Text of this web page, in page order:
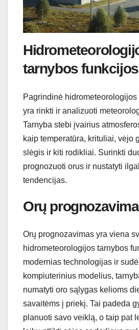
tarnybos funkcijos
Pagrindinė
yra rinkti ir analizuoti
Tarnyba stebi įvairius
kaip temperatūra, krituliai, vėjo
slėgis ir kiti rodikliai. Surinkti
prognozuoti orus ir nustatyti
tendencijas.
Orų
Orų prognozavimas yra viena
hidrometeorologijos tarnybos
modernias technologijas ir
kompiuterinius modelius,
numatyti oro sąlygas kelioms
savaitėms į priekį. Tai padeda
planuoti savo veiklą, o taip pat